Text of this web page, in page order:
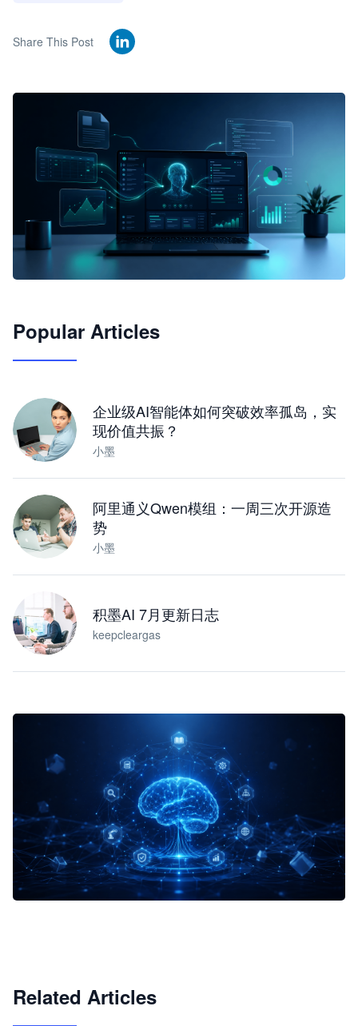
Share This Post
JimoClaw 桌面 AI Agent 工作台
Popular Articles
企业级AI智能体如何突破效率孤岛，实
现价值共振？
小墨
阿里通义Qwen模组：一周三次开源造
势
小墨
积墨AI 7月更新日志
keepcleargas
Related Articles